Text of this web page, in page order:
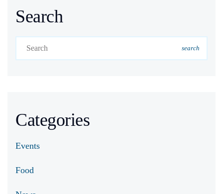
Search
search
Categories
Events
Food